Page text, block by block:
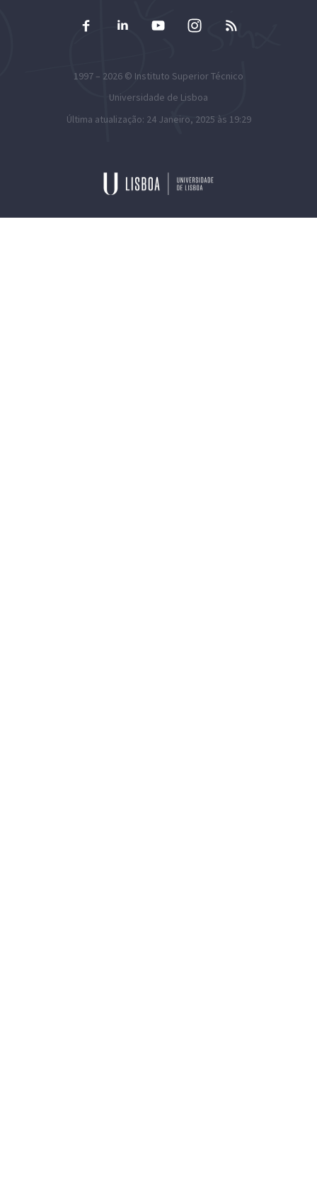
1997 – 2026 © Instituto Superior Técnico
Universidade de Lisboa
Última atualização: 24 Janeiro, 2025 às 19:29